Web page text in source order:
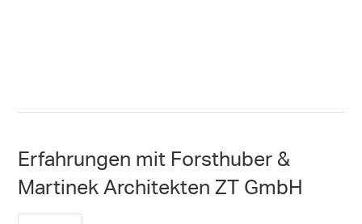
Erfahrungen mit Forsthuber &
Martinek Architekten ZT GmbH